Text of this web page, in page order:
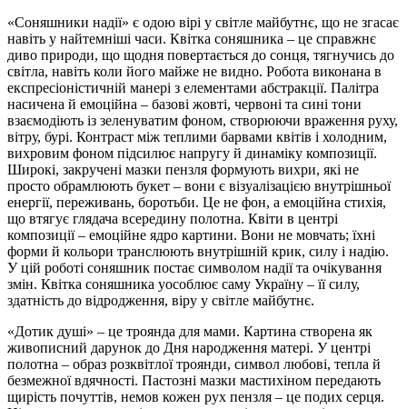
«Соняшники надії» є одою вірі у світле майбутнє, що не згасає
навіть у найтемніші часи. Квітка соняшника – це справжнє
диво природи, що щодня повертається до сонця, тягнучись до
світла, навіть коли його майже не видно. Робота виконана в
експресіоністичній манері з елементами абстракції. Палітра
насичена й емоційна – базові жовті, червоні та сині тони
взаємодіють із зеленуватим фоном, створюючи враження руху,
вітру, бурі. Контраст між теплими барвами квітів і холодним,
вихровим фоном підсилює напругу й динаміку композиції.
Широкі, закручені мазки пензля формують вихри, які не
просто обрамлюють букет – вони є візуалізацією внутрішньої
енергії, переживань, боротьби. Це не фон, а емоційна стихія,
що втягує глядача всередину полотна. Квіти в центрі
композиції – емоційне ядро картини. Вони не мовчать; їхні
форми й кольори транслюють внутрішній крик, силу і надію.
У цій роботі соняшник постає символом надії та очікування
змін. Квітка соняшника уособлює саму Україну – її силу,
здатність до відродження, віру у світле майбутнє.
«Дотик душі» – це троянда для мами. Картина створена як
живописний дарунок до Дня народження матері. У центрі
полотна – образ розквітлої троянди, символ любові, тепла й
безмежної вдячності. Пастозні мазки мастихіном передають
щирість почуттів, немов кожен рух пензля – це подих серця.